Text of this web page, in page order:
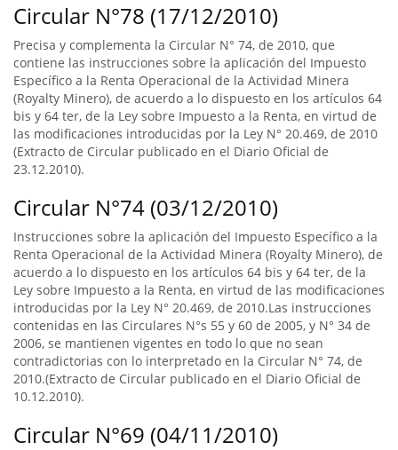
Circular N°78 (17/12/2010)
Precisa y complementa la Circular N° 74, de 2010, que
contiene las instrucciones sobre la aplicación del Impuesto
Específico a la Renta Operacional de la Actividad Minera
(Royalty Minero), de acuerdo a lo dispuesto en los artículos 64
bis y 64 ter, de la Ley sobre Impuesto a la Renta, en virtud de
las modificaciones introducidas por la Ley N° 20.469, de 2010
(Extracto de Circular publicado en el Diario Oficial de
23.12.2010).
Circular N°74 (03/12/2010)
Instrucciones sobre la aplicación del Impuesto Específico a la
Renta Operacional de la Actividad Minera (Royalty Minero), de
acuerdo a lo dispuesto en los artículos 64 bis y 64 ter, de la
Ley sobre Impuesto a la Renta, en virtud de las modificaciones
introducidas por la Ley N° 20.469, de 2010.Las instrucciones
contenidas en las Circulares N°s 55 y 60 de 2005, y N° 34 de
2006, se mantienen vigentes en todo lo que no sean
contradictorias con lo interpretado en la Circular N° 74, de
2010.(Extracto de Circular publicado en el Diario Oficial de
10.12.2010).
Circular N°69 (04/11/2010)